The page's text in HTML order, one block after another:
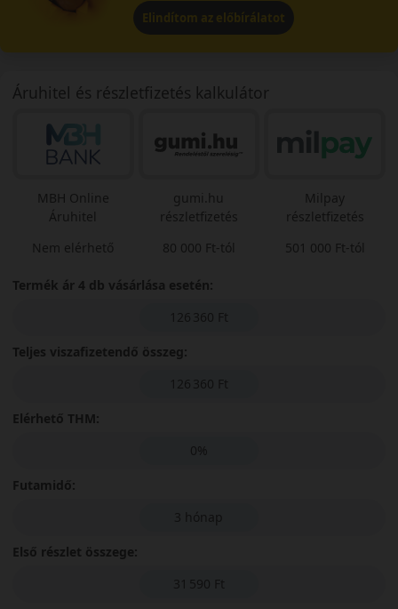
Elindítom az előbírálatot
Áruhitel és részletfizetés kalkulátor
MBH Online
Áruhitel
Nem elérhető
gumi.hu
részletfizetés
80 000 Ft-tól
Milpay
részletfizetés
501 000 Ft-tól
Termék ár 4 db vásárlása esetén:
126 360 Ft
Teljes viszafizetendő összeg:
126 360 Ft
Elérhető THM:
0%
Futamidő:
3 hónap
Első részlet összege:
31 590 Ft